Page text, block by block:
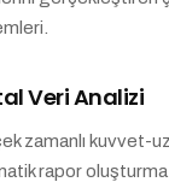
Veri Analizi
zamanlı kuvvet-
rapor